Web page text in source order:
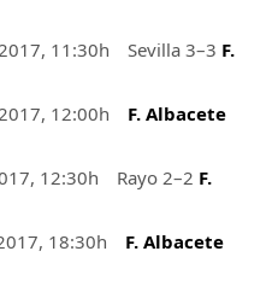
11:30h Sevilla 3–3 F.
12:00h F. Albacete
12:30h Rayo 2–2 F.
18:30h F. Albacete